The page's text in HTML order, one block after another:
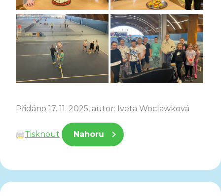
Přidáno 17. 11. 2025, autor: Iveta Woclawková
Tisknout Nahoru